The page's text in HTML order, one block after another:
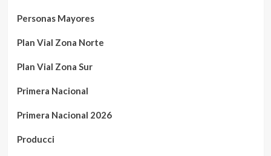
Personas Mayores
Plan Vial Zona Norte
Plan Vial Zona Sur
Primera Nacional
Primera Nacional 2026
Producci